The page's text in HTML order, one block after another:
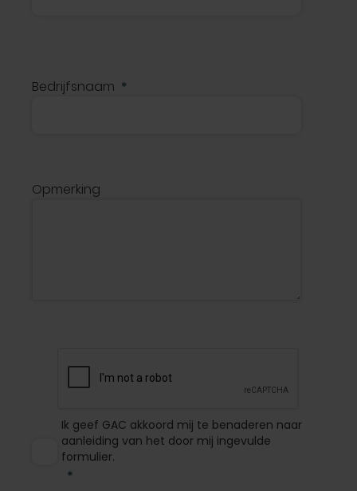
Bedrijfsnaam
Opmerking
Ik geef GAC akkoord mij te benaderen naar
aanleiding van het door mij ingevulde
formulier.